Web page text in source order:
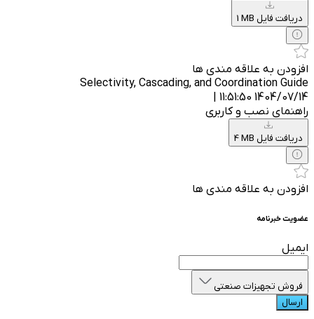
1 MB دریافت فایل
افزودن به علاقه مندی ها
Selectivity, Cascading, and Coordination Guide
1404/07/14 11:51:50 |
راهنمای نصب و کاربری
4 MB دریافت فایل
افزودن به علاقه مندی ها
عضویت خبرنامه
ایمیل
فروش تجهیزات صنعتی
ارسال